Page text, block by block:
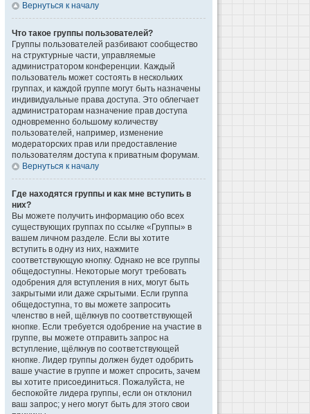
Вернуться к началу
Что такое группы пользователей?
Группы пользователей разбивают сообщество
на структурные части, управляемые
администратором конференции. Каждый
пользователь может состоять в нескольких
группах, и каждой группе могут быть назначены
индивидуальные права доступа. Это облегчает
администраторам назначение прав доступа
одновременно большому количеству
пользователей, например, изменение
модераторских прав или предоставление
пользователям доступа к приватным форумам.
Вернуться к началу
Где находятся группы и как мне вступить в
них?
Вы можете получить информацию обо всех
существующих группах по ссылке «Группы» в
вашем личном разделе. Если вы хотите
вступить в одну из них, нажмите
соответствующую кнопку. Однако не все группы
общедоступны. Некоторые могут требовать
одобрения для вступления в них, могут быть
закрытыми или даже скрытыми. Если группа
общедоступна, то вы можете запросить
членство в ней, щёлкнув по соответствующей
кнопке. Если требуется одобрение на участие в
группе, вы можете отправить запрос на
вступление, щёлкнув по соответствующей
кнопке. Лидер группы должен будет одобрить
ваше участие в группе и может спросить, зачем
вы хотите присоединиться. Пожалуйста, не
беспокойте лидера группы, если он отклонил
ваш запрос; у него могут быть для этого свои